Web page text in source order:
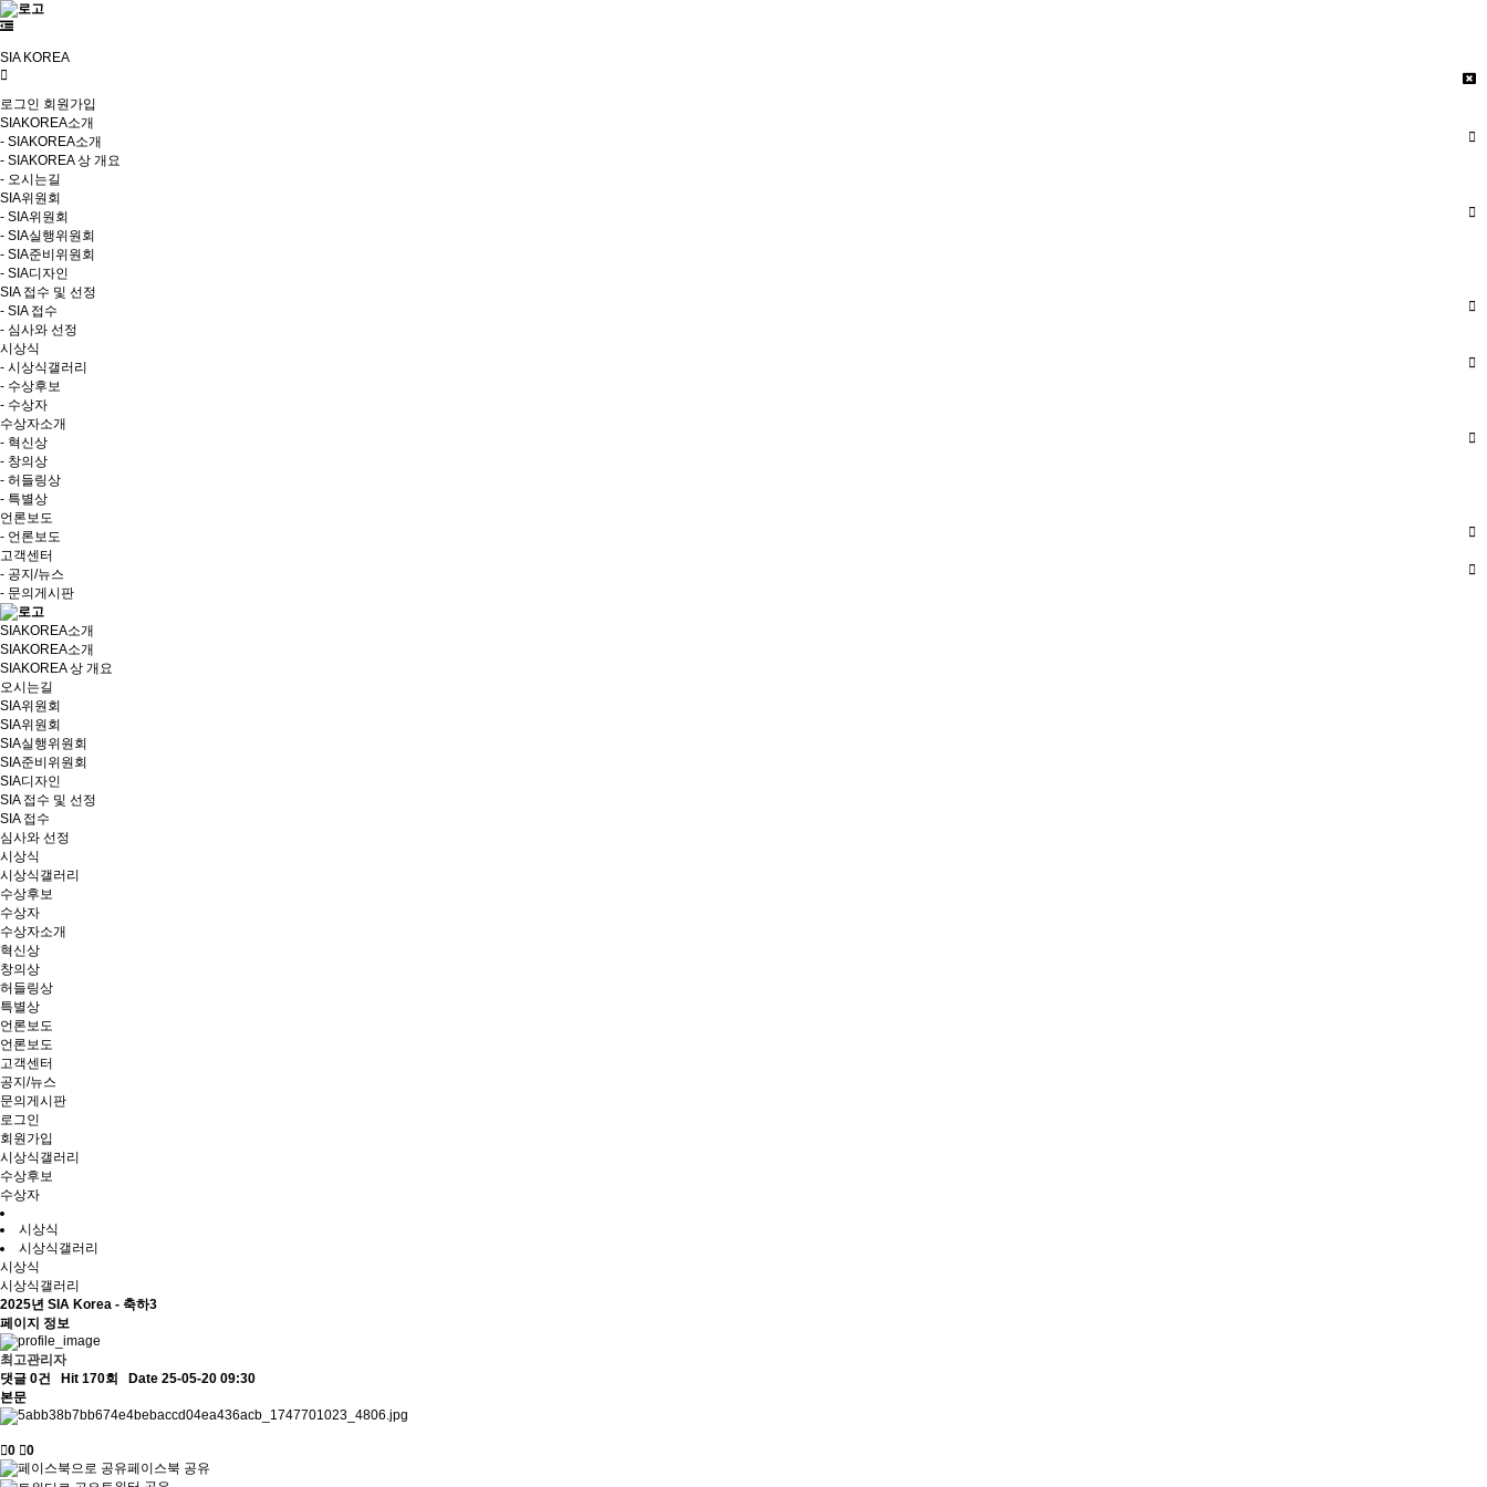
SIA KOREA
로그인 회원가입
SIAKOREA소개
- SIAKOREA소개
- SIAKOREA 상 개요
- 오시는길
SIA위원회
- SIA위원회
- SIA실행위원회
- SIA준비위원회
- SIA디자인
SIA 접수 및 선정
- SIA 접수
- 심사와 선정
시상식
- 시상식갤러리
- 수상후보
- 수상자
수상자소개
- 혁신상
- 창의상
- 허들링상
- 특별상
언론보도
- 언론보도
고객센터
- 공지/뉴스
- 문의게시판
SIAKOREA소개
SIAKOREA소개
SIAKOREA 상 개요
오시는길
SIA위원회
SIA위원회
SIA실행위원회
SIA준비위원회
SIA디자인
SIA 접수 및 선정
SIA 접수
심사와 선정
시상식
시상식갤러리
수상후보
수상자
수상자소개
혁신상
창의상
허들링상
특별상
언론보도
언론보도
고객센터
공지/뉴스
문의게시판
로그인
회원가입
시상식갤러리
수상후보
수상자
시상식
시상식갤러리
시상식
시상식갤러리
2025년 SIA Korea - 축하3
페이지 정보
최고관리자
댓글 0건
Hit 170회
Date 25-05-20 09:30
본문
0
0
페이스북 공유